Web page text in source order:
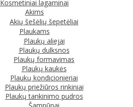
Kosmetiniai lagaminai
Akims
Akių šešėlių šepetėliai
Plaukams
Plaukų aliejai
Plaukų dulksnos
Plaukų formavimas
Plaukų kaukės
Plaukų kondicionieriai
Plaukų priežiūros rinkiniai
Plaukų tankinimo pudros
Šampūnai